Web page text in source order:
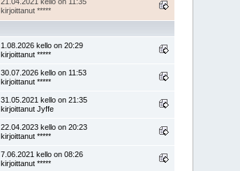
kirjoittanut *****
1.08.2026 kello on 20:29
kirjoittanut *****
30.07.2026 kello on 11:53
kirjoittanut *****
31.05.2021 kello on 21:35
kirjoittanut Jyffe
22.04.2023 kello on 20:23
kirjoittanut *****
7.06.2021 kello on 08:26
kirjoittanut *****